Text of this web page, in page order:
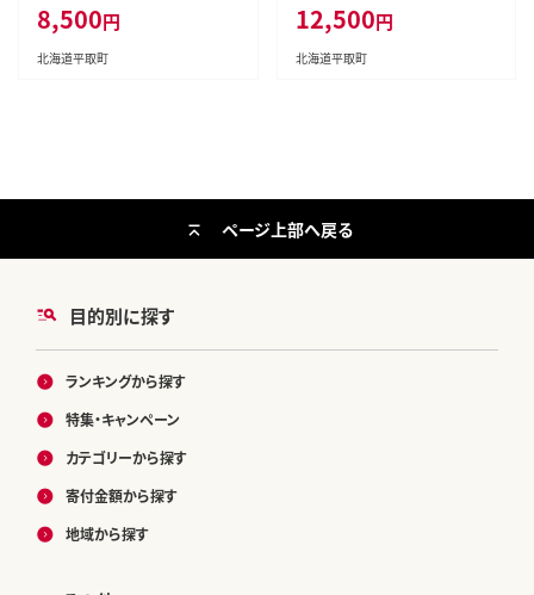
8,500円
北海道平取町
12,500円
北海道平取町
目的別に探す
ランキングから探す
特集・キャンペーン
カテゴリーから探す
寄付金額から探す
地域から探す
ページ上部へ戻る